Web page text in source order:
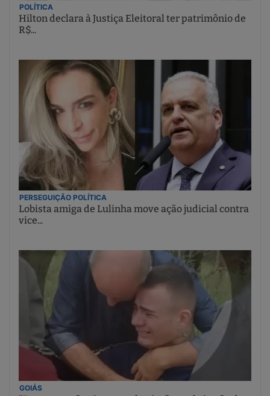
POLÍTICA
Hilton declara à Justiça Eleitoral ter patrimônio de
R$...
PERSEGUIÇÃO POLÍTICA
Lobista amiga de Lulinha move ação judicial contra
vice...
GOIÁS